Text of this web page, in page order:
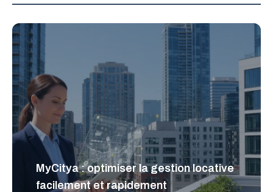
MyCitya : optimiser la gestion locative
facilement et rapidement